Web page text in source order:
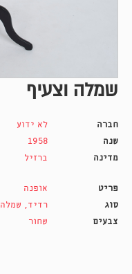
שמלה וצעיף
חברה
לא ידוע
שנה
1958
מדינה
ברזיל
פריט
אופנה
סוג
רדיד, שמלה
צבעים
שחור